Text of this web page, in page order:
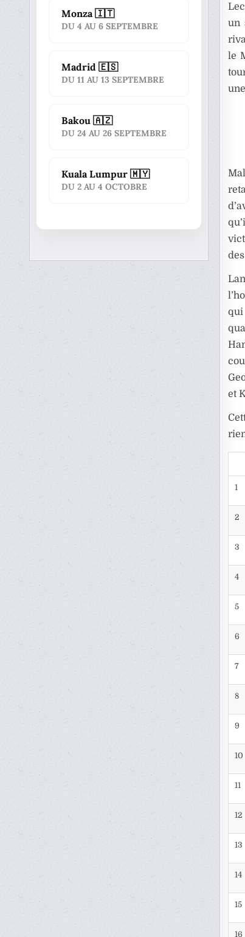
un
le
et
1
2
3
4
5
6
7
8
9
10
11
12
13
14
15
16
Monza 🇮🇹
DU 4 AU 6 SEPTEMBRE
Madrid 🇪🇸
DU 11 AU 13 SEPTEMBRE
Bakou 🇦🇿
DU 24 AU 26 SEPTEMBRE
Kuala Lumpur 🇲🇾
DU 2 AU 4 OCTOBRE